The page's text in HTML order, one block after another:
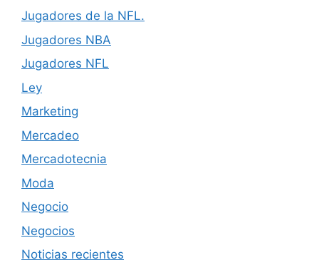
Jugadores de la NFL.
Jugadores NBA
Jugadores NFL
Ley
Marketing
Mercadeo
Mercadotecnia
Moda
Negocio
Negocios
Noticias recientes